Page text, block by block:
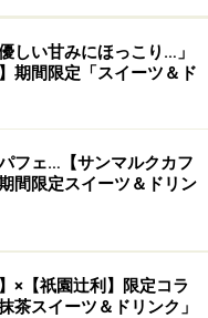
しい甘みにほっこり…」
期間限定「スイーツ＆ド
フェ…【サンマルクカフ
間限定スイーツ＆ドリン
×【祇園辻利】限定コラ
茶スイーツ＆ドリンク」